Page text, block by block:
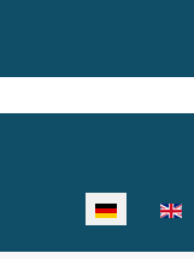
Sprache auswählen